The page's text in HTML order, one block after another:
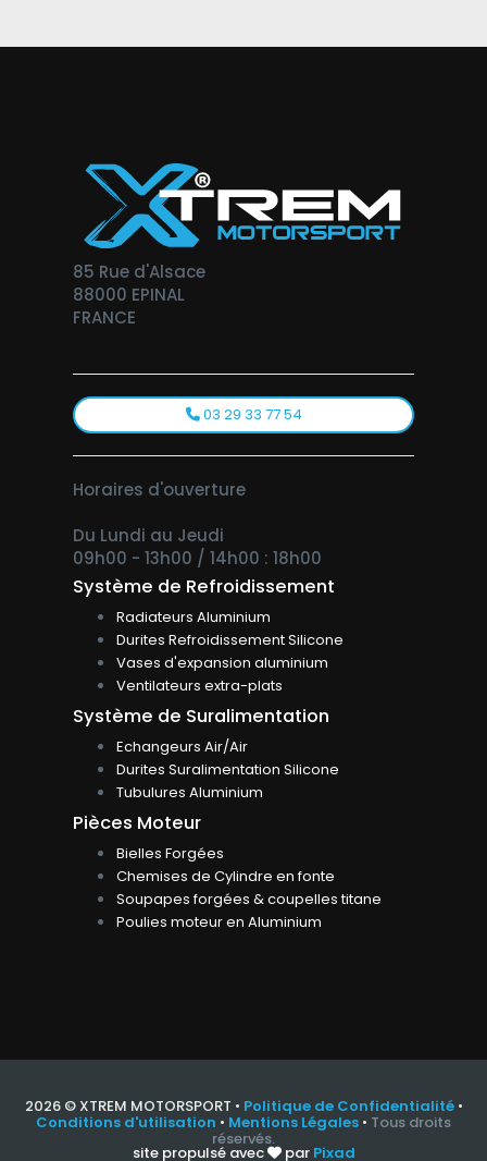
85 Rue d'Alsace
88000 EPINAL
FRANCE
03 29 33 77 54
Horaires d'ouverture
Du Lundi au Jeudi
09h00 - 13h00 / 14h00 : 18h00
Système de Refroidissement
Radiateurs Aluminium
Durites Refroidissement Silicone
Vases d'expansion aluminium
Ventilateurs extra-plats
Système de Suralimentation
Echangeurs Air/Air
Durites Suralimentation Silicone
Tubulures Aluminium
Pièces Moteur
Bielles Forgées
Chemises de Cylindre en fonte
Soupapes forgées & coupelles titane
Poulies moteur en Aluminium
2026 © XTREM MOTORSPORT • Politique de Confidentialité•
Conditions d'utilisation • Mentions Légales • Tous droits
réservés.
site propulsé avec par Pixad